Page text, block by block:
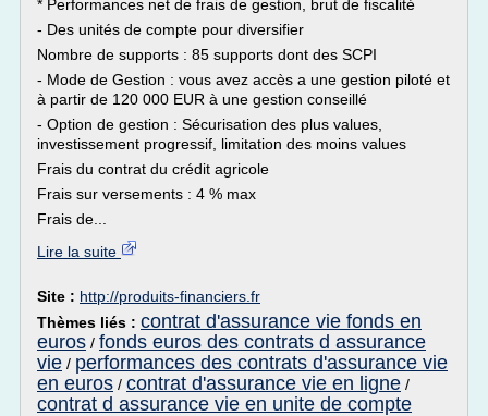
* Performances net de frais de gestion, brut de fiscalité
- Des unités de compte pour diversifier
Nombre de supports : 85 supports dont des SCPI
- Mode de Gestion : vous avez accès a une gestion piloté et
à partir de 120 000 EUR à une gestion conseillé
- Option de gestion : Sécurisation des plus values,
investissement progressif, limitation des moins values
Frais du contrat du crédit agricole
Frais sur versements : 4 % max
Frais de...
Lire la suite
Site : http://produits-financiers.fr
Thèmes liés : contrat d'assurance vie fonds en
euros / fonds euros des contrats d assurance
vie / performances des contrats d'assurance vie
en euros / contrat d'assurance vie en ligne /
contrat d assurance vie en unite de compte